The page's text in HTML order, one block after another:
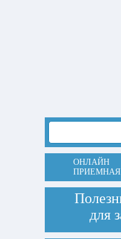
ОНЛАЙН
ПРИЕМНАЯ
для